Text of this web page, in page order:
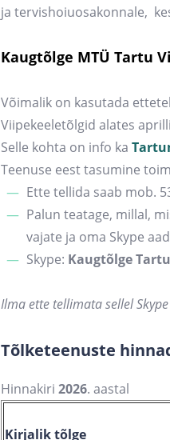
ja tervishoiuosakonnale,
Kaugtõlge MTÜ Tartu
Võimalik on kasutada
Viipekeeletõlgid alates
Selle kohta on info ka
Teenuse eest tasumine
Ette tellida saab mob.
Palun teatage, millal,
vajate ja oma Skype
Skype: Kaugtõlge Tartu
Ilma ette tellimata sellel
Tõlketeenuste
Hinnakiri 2026. aastal
Kirjalik tõlge